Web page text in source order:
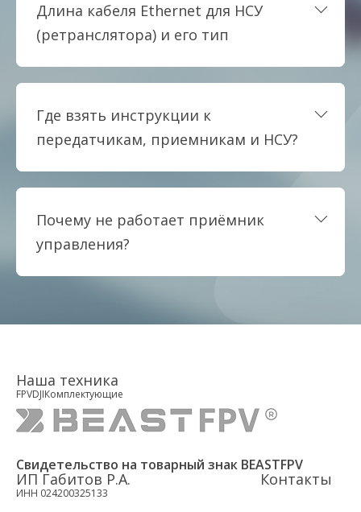
Длина кабеля Ethernet для НСУ
(ретранслятора) и его тип
Где взять инструкции к
передатчикам, приемникам и НСУ?
Почему не работает приёмник
управления?
Наша техника
FPVDJIКомплектующие
Свидетельство на товарный знак BEASTFPV
ИП Габитов Р.А.
ИНН 024200325133
Контакты